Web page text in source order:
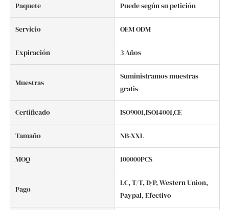
Paquete Puede según su petición
Servicio OEM ODM
Expiración 3 Años
Muestras
Suministramos muestras
gratis
Certificado ISO9001,ISO14001,CE
Tamaño NB-XXL
MOQ 100000PCS
Pago
LC, T/T, D/P, Western Union,
Paypal, Efectivo